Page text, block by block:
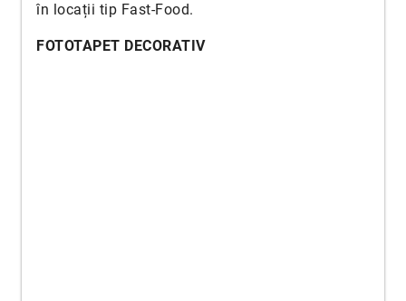
în locații tip Fast-Food.
FOTOTAPET DECORATIV